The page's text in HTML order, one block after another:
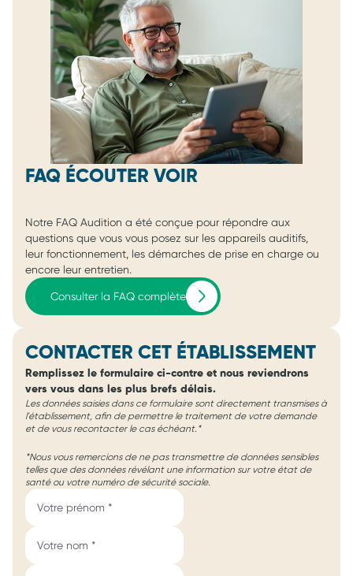
FAQ ÉCOUTER VOIR
Notre FAQ Audition a été conçue pour répondre aux
questions que vous vous posez sur les appareils auditifs,
leur fonctionnement, les démarches de prise en charge ou
encore leur entretien.
Consulter la FAQ complète
CONTACTER CET ÉTABLISSEMENT
Remplissez le formulaire ci-contre et nous reviendrons
vers vous dans les plus brefs délais.
Les données saisies dans ce formulaire sont directement transmises à
l'établissement, afin de permettre le traitement de votre demande
et de vous recontacter le cas échéant.*
*Nous vous remercions de ne pas transmettre de données sensibles
telles que des données révélant une information sur votre état de
santé ou votre numéro de sécurité sociale.